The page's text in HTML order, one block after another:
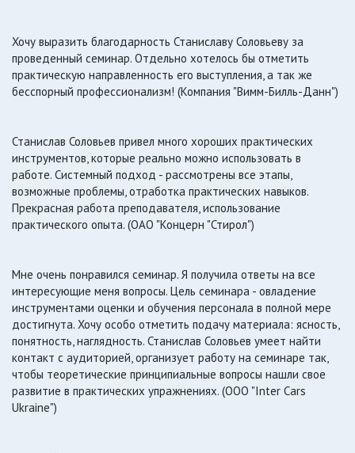
Хочу выразить благодарность Станиславу Соловьеву за
проведенный семинар. Отдельно хотелось бы отметить
практическую направленность его выступления, а так же
бесспорный профессионализм! (Компания "Вимм-Билль-Данн")
Станислав Соловьев привел много хороших практических
инструментов, которые реально можно использовать в
работе. Системный подход - рассмотрены все этапы,
возможные проблемы, отработка практических навыков.
Прекрасная работа преподавателя, использование
практического опыта. (ОАО "Концерн "Стирол")
Мне очень понравился семинар. Я получила ответы на все
интересующие меня вопросы. Цель семинара - овладение
инструментами оценки и обучения персонала в полной мере
достигнута. Хочу особо отметить подачу материала: ясность,
понятность, наглядность. Станислав Соловьев умеет найти
контакт с аудиторией, организует работу на семинаре так,
чтобы теоретические принципиальные вопросы нашли свое
развитие в практических упражнениях. (ООО "Inter Cars
Ukraine")